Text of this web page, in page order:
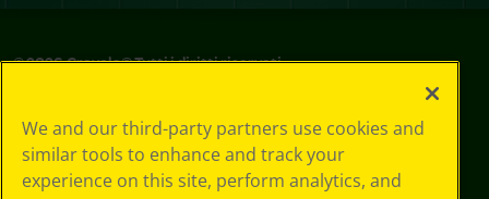
©2026Crayola® Tutti i diritti riservati.
in materia di
privacy
Informativa sulla
We and our third-party partners use cookies and
similar tools to enhance and track your
experience on this site, perform analytics, and